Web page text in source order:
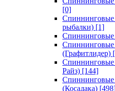
[0]
Спиннинговые
рыбалки) [1]
Спиннинговые
(Графитлидер)
Спиннинговые
Райз) [144]
Спиннинговые
(Косадака)